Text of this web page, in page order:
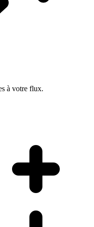
à votre flux.